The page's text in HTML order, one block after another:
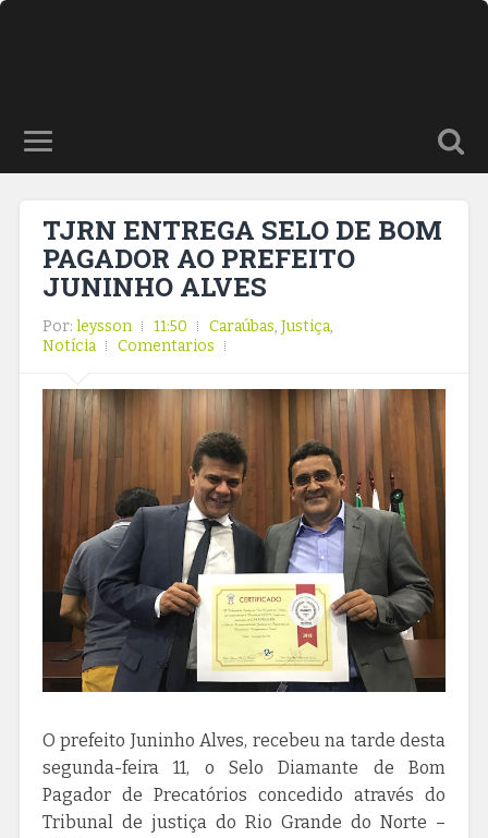
TJRN ENTREGA SELO DE BOM
PAGADOR AO PREFEITO
JUNINHO ALVES
Por: leysson 11:50 Caraúbas, Justiça,
Notícia
Comentarios
O prefeito Juninho Alves, recebeu na tarde desta
segunda-feira 11, o Selo Diamante de Bom
Pagador de Precatórios concedido através do
Tribunal de justiça do Rio Grande do Norte –